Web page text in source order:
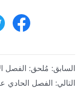
السابق: مُلحق: الفصل
التالي: الفصل الحادي